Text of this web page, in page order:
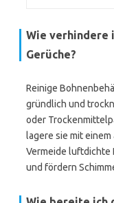
Wie verhindere
Gerüche?
Reinige
gründlich und
oder
lagere sie mit
Vermeide luftdichte
und fördern